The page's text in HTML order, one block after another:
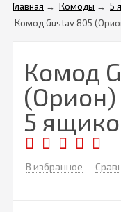
Главная → Комоды → 5
Комод Gustav 805
Комод
5
В избранное